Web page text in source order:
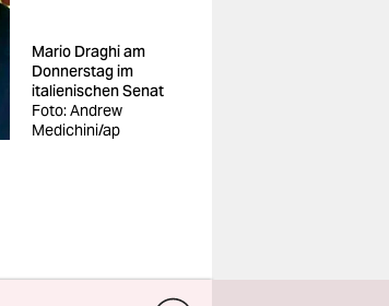
Mario Draghi am
Donnerstag im
italienischen Senat
Foto: Andrew
Medichini/ap